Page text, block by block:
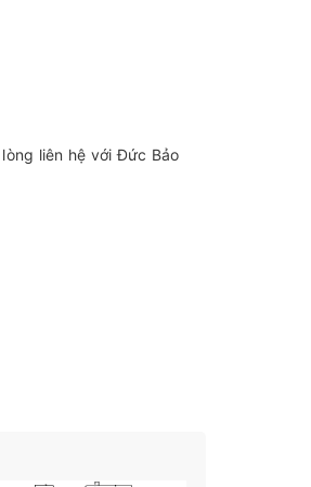
liên hệ với Đức Bảo